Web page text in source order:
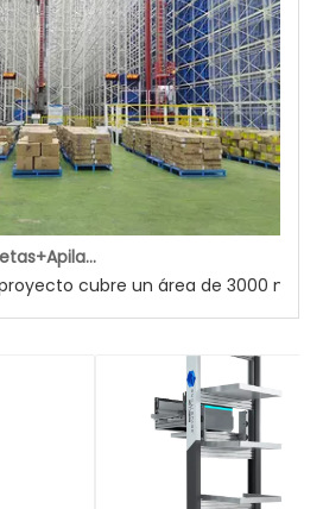
Estanterías para paletas+Apilador giratorio vertical doble ASRS Solutions en Indonesia
cubre un área de 3000